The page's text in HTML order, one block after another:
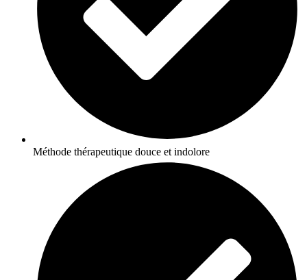
Méthode thérapeutique douce et indolore